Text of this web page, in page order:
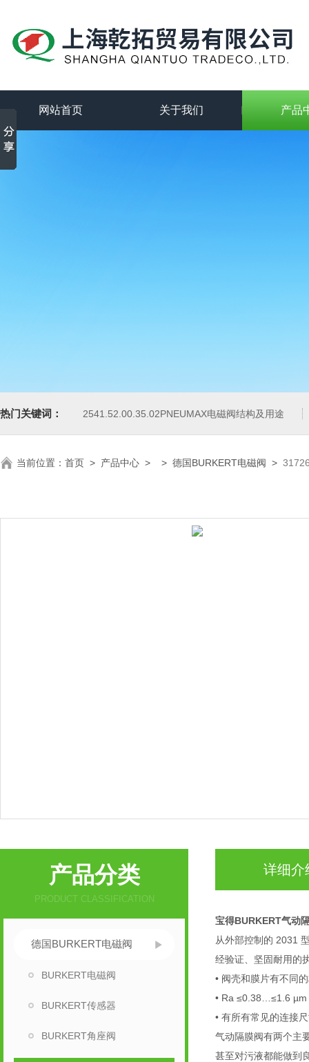
网站首页 关于我们 产品
热门关键词： 2541.52.00.35.02PNEUMAX电磁阀结构及用途
当前位置： 首页 > 产品中心 > > 德国BURKERT电磁阀 >
产品分类
PRODUCT CLASSIFICATION
德国BURKERT电磁阀
BURKERT电磁阀
BURKERT传感器
BURKERT角座阀
详细介
宝得BURKERT气动
从外部控制的 2031
经验证、坚固耐用的
• 阀壳和膜片有不同
• Ra ≤0.38…≤1.6 µm
• 有所有常见的连接
气动隔膜阀有两个主
甚至对污液都能做到